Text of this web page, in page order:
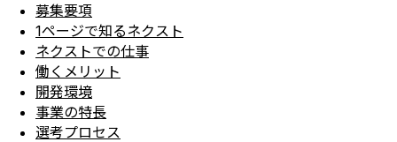
募集要項
1ページで知るネクスト
ネクストでの仕事
働くメリット
開発環境
事業の特長
選考プロセス